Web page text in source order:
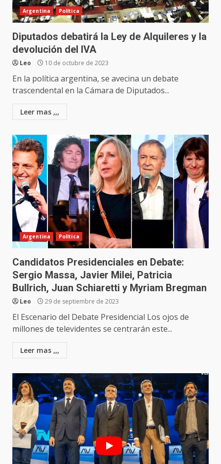
Argentina Política
Diputados debatirá la Ley de Alquileres y la
devolución del IVA
Leo 10 de octubre de 2023
En la política argentina, se avecina un debate
trascendental en la Cámara de Diputados...
Leer mas ,,,
Argentina Política
Candidatos Presidenciales en Debate:
Sergio Massa, Javier Milei, Patricia
Bullrich, Juan Schiaretti y Myriam Bregman
Leo 29 de septiembre de 2023
El Escenario del Debate Presidencial Los ojos de
millones de televidentes se centrarán este...
Leer mas ,,,